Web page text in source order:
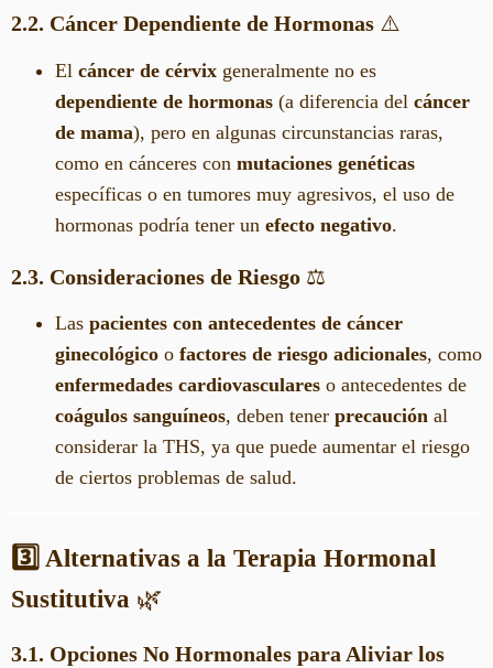
2.2. Cáncer Dependiente de Hormonas ⚠️
El cáncer de cérvix generalmente no es
dependiente de hormonas (a diferencia del cáncer
de mama), pero en algunas circunstancias raras,
como en cánceres con mutaciones genéticas
específicas o en tumores muy agresivos, el uso de
hormonas podría tener un efecto negativo.
2.3. Consideraciones de Riesgo ⚖️
Las pacientes con antecedentes de cáncer
ginecológico o factores de riesgo adicionales, como
enfermedades cardiovasculares o antecedentes de
coágulos sanguíneos, deben tener precaución al
considerar la THS, ya que puede aumentar el riesgo
de ciertos problemas de salud.
3️⃣ Alternativas a la Terapia Hormonal
Sustitutiva 🌿
3.1. Opciones No Hormonales para Aliviar los